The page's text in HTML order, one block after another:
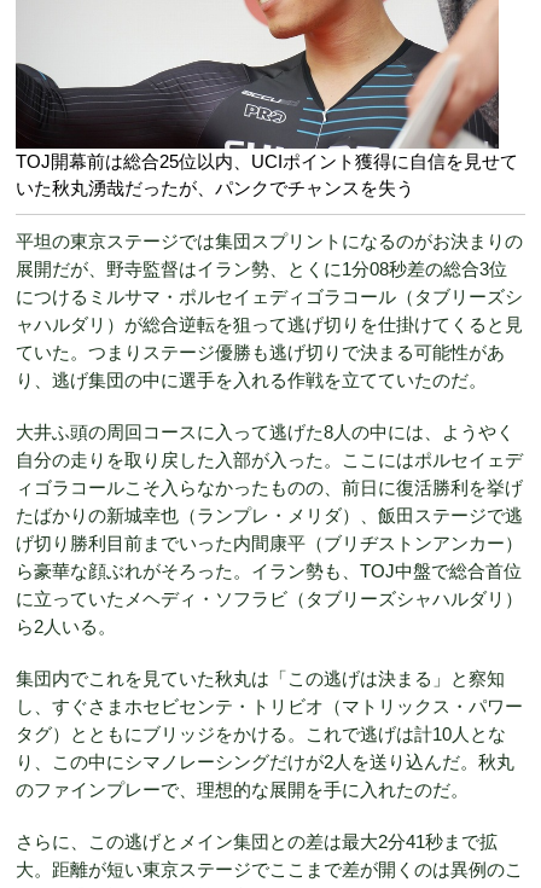
TOJ開幕前は総合25位以内、UCIポイント獲得に自信を見せて
いた秋丸湧哉だったが、パンクでチャンスを失う
平坦の東京ステージでは集団スプリントになるのがお決まりの
展開だが、野寺監督はイラン勢、とくに1分08秒差の総合3位
につけるミルサマ・ポルセイェディゴラコール（タブリーズシ
ャハルダリ）が総合逆転を狙って逃げ切りを仕掛けてくると見
ていた。つまりステージ優勝も逃げ切りで決まる可能性があ
り、逃げ集団の中に選手を入れる作戦を立てていたのだ。
大井ふ頭の周回コースに入って逃げた8人の中には、ようやく
自分の走りを取り戻した入部が入った。ここにはポルセイェデ
ィゴラコールこそ入らなかったものの、前日に復活勝利を挙げ
たばかりの新城幸也（ランプレ・メリダ）、飯田ステージで逃
げ切り勝利目前までいった内間康平（ブリヂストンアンカー）
ら豪華な顔ぶれがそろった。イラン勢も、TOJ中盤で総合首位
に立っていたメヘディ・ソフラビ（タブリーズシャハルダリ）
ら2人いる。
集団内でこれを見ていた秋丸は「この逃げは決まる」と察知
し、すぐさまホセビセンテ・トリビオ（マトリックス・パワー
タグ）とともにブリッジをかける。これで逃げは計10人とな
り、この中にシマノレーシングだけが2人を送り込んだ。秋丸
のファインプレーで、理想的な展開を手に入れたのだ。
さらに、この逃げとメイン集団との差は最大2分41秒まで拡
大。距離が短い東京ステージでここまで差が開くのは異例のこ